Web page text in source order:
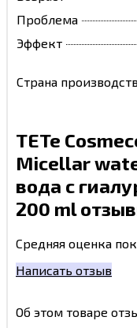
Проблема
Эффект
Страна
TETe
Micellar
вода с
200 ml
Средняя оценка
Написать отзыв
Об этом товаре